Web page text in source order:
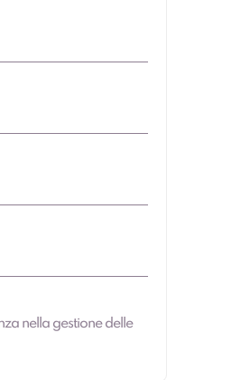
nella gestione delle